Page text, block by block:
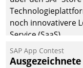
bewährte und
Partner sowie
agile
noch innovativere
Service (SaaS).
SAP App Contest